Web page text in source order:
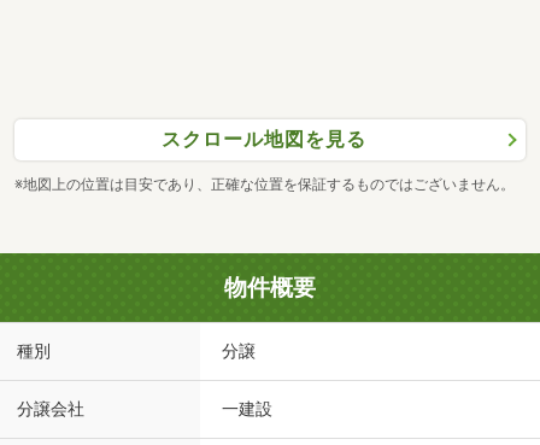
スクロール地図を見る
※地図上の位置は目安であり、正確な位置を保証するものではございません。
物件概要
種別 分譲
分譲会社 一建設